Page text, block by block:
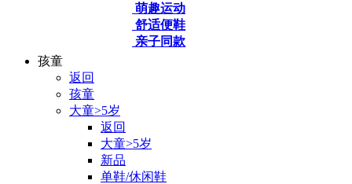
萌趣运动
舒适便鞋
亲子同款
孩童
返回
孩童
大童>5岁
返回
大童>5岁
新品
单鞋/休闲鞋